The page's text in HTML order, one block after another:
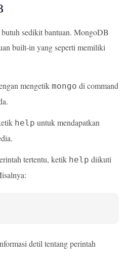
sedikit bantuan. MongoDB
built-in yang seperti memiliki
mengetik mongo di command
help untuk mendapatkan
tertentu, ketik help diikuti
detil tentang perintah